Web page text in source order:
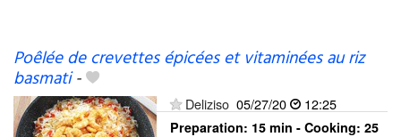
Poêlée de crevettes épicées et vitaminées au riz
basmati-
Deliziso 05/27/20 12:25
Preparation: 15 min - Cooking: 25